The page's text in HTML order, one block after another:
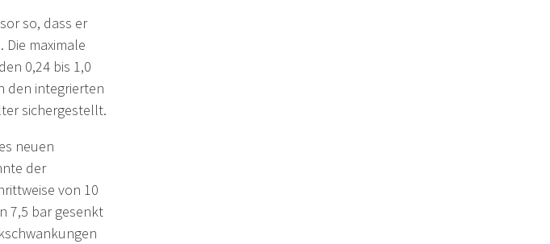
so, dass er
maximale
0,24 bis 1,0
den integrierten
sichergestellt.
neuen
der
von 10
7,5 bar gesenkt